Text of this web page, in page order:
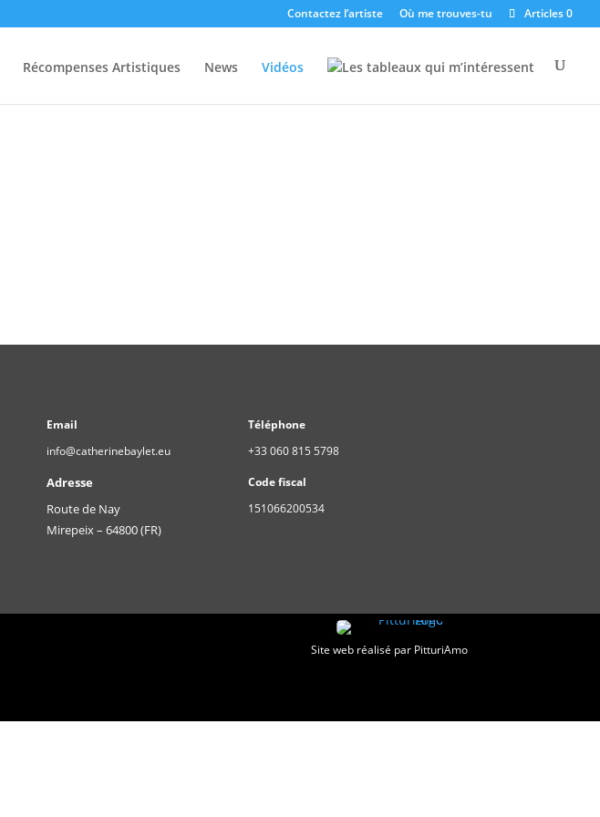
Contactez l’artiste Où me trouves-tu Articles 0
Récompenses Artistiques News Vidéos Les tableaux qui m’intéressent
Email
info@catherinebaylet.eu
Adresse
Route de Nay
Mirepeix – 64800 (FR)
Téléphone
+33 060 815 5798
Code fiscal
151066200534
Site web réalisé par PitturiAmo